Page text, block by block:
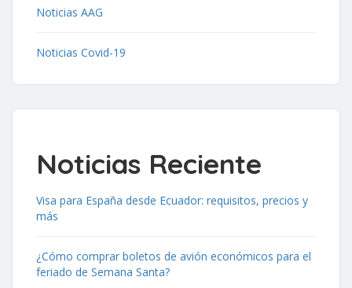
Noticias AAG
Noticias Covid-19
Noticias Reciente
Visa para España desde Ecuador: requisitos, precios y
más
¿Cómo comprar boletos de avión económicos para el
feriado de Semana Santa?